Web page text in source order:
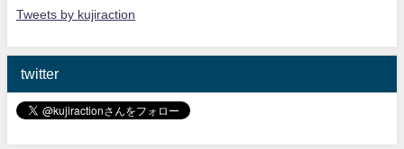
Tweets by kujiraction
twitter